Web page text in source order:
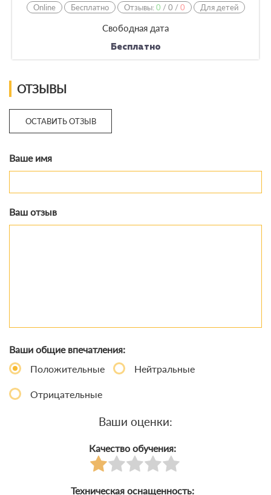
Online Бесплатно Отзывы:0 /0 /0 Для детей
Свободная дата
Бесплатно
ОТЗЫВЫ
ОСТАВИТЬ ОТЗЫВ
Ваше имя
Ваш отзыв
Ваши общие впечатления:
Положительные
Нейтральные
Отрицательные
Ваши оценки:
Качество обучения:
Техническая оснащенность: